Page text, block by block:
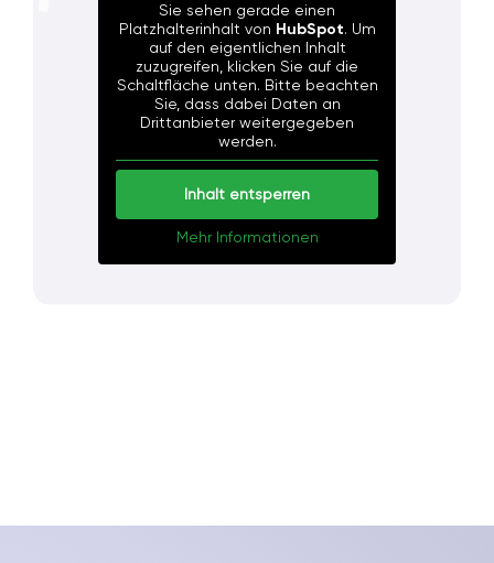
Sie sehen gerade einen
Platzhalterinhalt von HubSpot. Um
auf den eigentlichen Inhalt
zuzugreifen, klicken Sie auf die
Schaltfläche unten. Bitte beachten
Sie, dass dabei Daten an
Drittanbieter weitergegeben
werden.
Inhalt entsperren
Mehr Informationen